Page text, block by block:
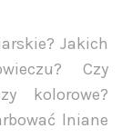
Jakich
Czy
kolorowe?
lniane